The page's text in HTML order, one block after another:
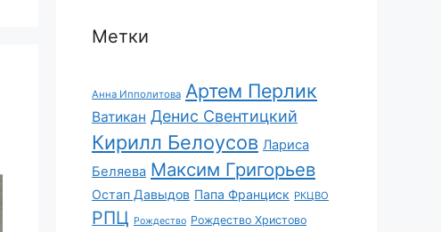
Метки
Анна Ипполитова Артем Перлик
Ватикан Денис Свентицкий
Кирилл Белоусов Лариса
Беляева Максим Григорьев
Остап Давыдов Папа Франциск РКЦВО
РПЦ Рождество Рождество Христово